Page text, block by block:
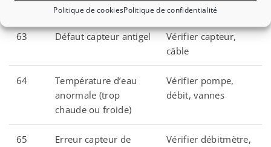
Politique de cookiesPolitique de confidentialité
d’eau
défaillant
63 Défaut capteur antigel
Vérifier capteur,
câble
64
Température d’eau
anormale (trop
chaude ou froide)
Vérifier pompe,
débit, vannes
65
Erreur capteur de
Vérifier débitmètre,